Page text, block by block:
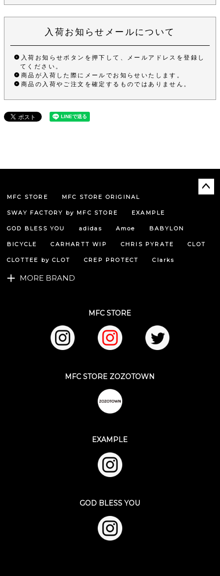
入荷お知らせメールについて
入荷お知らせボタンを押下して、メールアドレスを登録し
てください。
商品が入荷した際にメールでお知らせいたします。
商品の入荷やご注文を確定するものではありません。
MFC STORE MFC STORE ORIGINAL
SWAY FACTORY by MFC STORE EXAMPLE
GOD BLESS YOU adidas Amoe BABYLON
BICYCLE CARHARTT WIP CHRIS PYRATE CLOT
CLOTTEE by CLOT CREP PROTECT Clarks
MORE BRAND
MFC STORE
MFC STORE ZOZOTOWN
EXAMPLE
GOD BLESS YOU